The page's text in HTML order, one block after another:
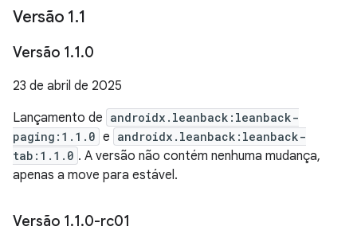
Versão 1.1
Versão 1.1.0
23 de abril de 2025
Lançamento de androidx.leanback:leanback-
paging:1.1.0 e androidx.leanback:leanback-
tab:1.1.0 . A versão não contém nenhuma mudança,
apenas a move para estável.
Versão 1.1.0-rc01